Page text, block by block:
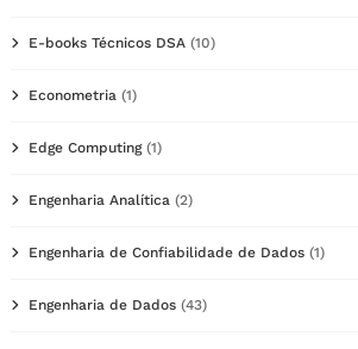
E-books Técnicos DSA (10)
Econometria (1)
Edge Computing(1)
Engenharia Analítica (2)
Engenharia de Confiabilidade de Dados (1)
Engenharia de Dados (43)